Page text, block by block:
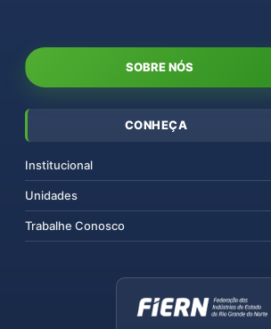
SOBRE NÓS
CONHEÇA
Institucional
Unidades
Trabalhe Conosco